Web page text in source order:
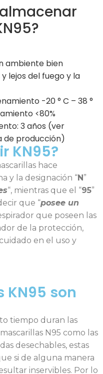
ambiente bien
lejos del fuego y la
-20 ° C – 38 °
<80%
3 años (ver
de producción)
KN95?
hace
y la designación “N”
“, mientras que el “95”
que “posee un
que poseen las
de la protección,
en el uso y
KN95 son
tiempo duran las
N95 como las
desechables, estas
si de alguna manera
inservibles. Por lo